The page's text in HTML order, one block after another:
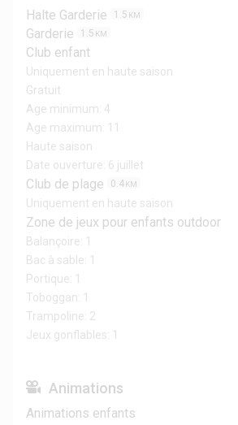
Halte Garderie 1.5 KM
Garderie 1.5 KM
Club enfant
Uniquement en haute saison
Gratuit
Age minimum: 4
Age maximum: 11
Haute saison
Date ouverture: 6 juillet
Club de plage 0.4 KM
Uniquement en haute saison
Zone de jeux pour enfants outdoor
Balançoire: 1
Bac à sable: 1
Portique: 1
Toboggan: 1
Trampoline: 2
Jeux gonflables: 1
Animations
Animations enfants